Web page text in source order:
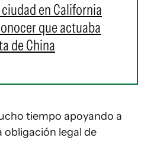
en California
que actuaba
de China
tiempo apoyando a
obligación legal de